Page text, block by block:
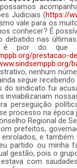
Judiciais (https://
vale para os
conhecer? É
debatido nas
é pior do que
prestacao-
nenhum
segue
do sindicato fui
inviabilizariam
perseguição
processo na época
Regional de
prefeitos,
e
partido ou
gestão, pois o
com